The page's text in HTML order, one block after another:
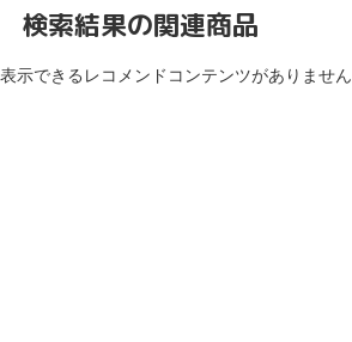
検索結果の関連商品
表示できるレコメンドコンテンツがありません